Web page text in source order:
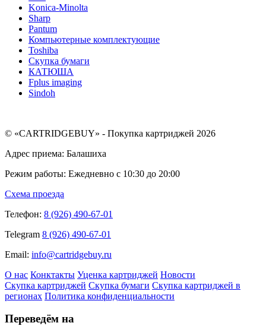
Konica-Minolta
Sharp
Pantum
Компьютерные комплектующие
Toshiba
Скупка бумаги
КАТЮША
Fplus imaging
Sindoh
© «CARTRIDGEBUY» - Покупка картриджей 2026
Адрес приема: Балашиха
Режим работы: Ежедневно с 10:30 до 20:00
Схема проезда
Телефон: 8 (926) 490-67-01
Telegram 8 (926) 490-67-01
Email: info@cartridgebuy.ru
О нас Конктакты Уценка картриджей Новости
Скупка картриджей Скупка бумаги Скупка картриджей в
регионах Политика конфиденциальности
Переведём на